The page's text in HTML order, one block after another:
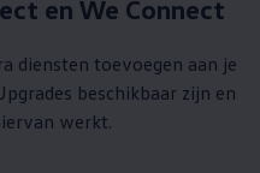
en We Connect
diensten toevoegen aan je
beschikbaar zijn en
werkt.